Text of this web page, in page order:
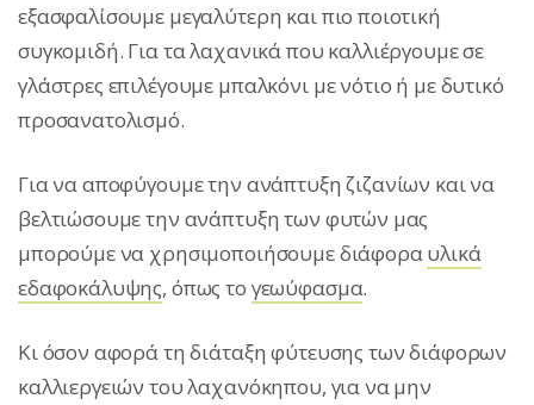
εξασφαλίσουμε μεγαλύτερη και πιο ποιοτική
συγκομιδή. Για τα λαχανικά που καλλιέργουμε σε
γλάστρες επιλέγουμε μπαλκόνι με νότιο ή με δυτικό
προσανατολισμό.
Για να αποφύγουμε την ανάπτυξη ζιζανίων και να
βελτιώσουμε την ανάπτυξη των φυτών μας
μπορούμε να χρησιμοποιήσουμε διάφοραυλικά
εδαφοκάλυψης, όπως το γεωύφασμα.
Κι όσον αφορά τη διάταξη φύτευσης των διάφορων
καλλιεργειών του λαχανόκηπου, για να μην